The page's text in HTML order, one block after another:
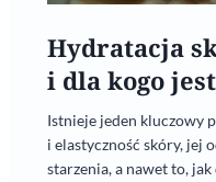
Hydratacja
i dla kogo
Istnieje jeden kluczowy
i elastyczność skóry, jej
starzenia, a nawet to,